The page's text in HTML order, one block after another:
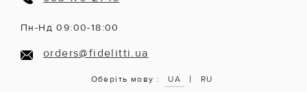
Пн-Нд 09:00-18:00
orders@fidelitti.ua
Оберіть мову : UA | RU